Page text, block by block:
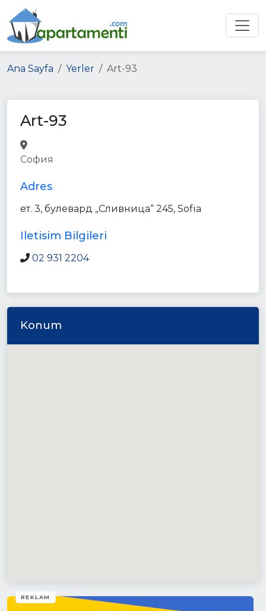
Ana Sayfa Yerler Art-93
Art-93
София
Adres
ет. 3, булевард „Сливница“ 245, Sofia
Iletisim Bilgileri
02 931 2204
Konum
REKLAM